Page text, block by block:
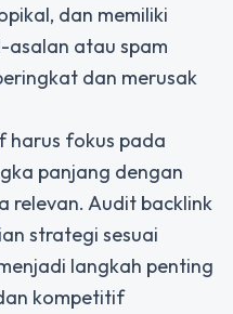
dan memiliki
asalan atau spam
dan merusak
harus fokus pada
panjang dengan
relevan. Audit backlink
strategi sesuai
langkah penting
kompetitif